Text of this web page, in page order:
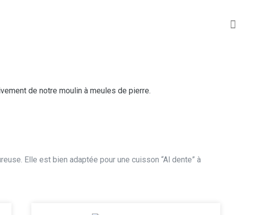
de notre moulin à meules de pierre.
Elle est bien adaptée pour une cuisson “Al dente” à